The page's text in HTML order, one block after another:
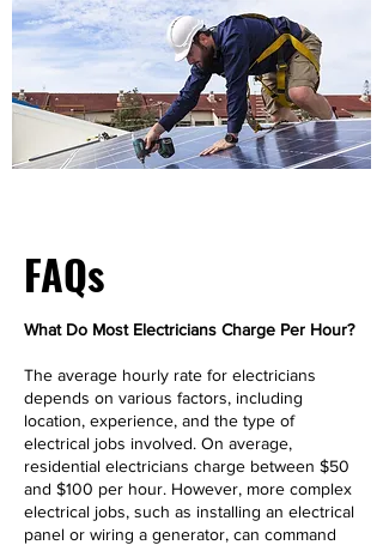
FAQs
What Do Most Electricians Charge Per Hour?
The average hourly rate for electricians
depends on various factors, including
location, experience, and the type of
electrical jobs involved. On average,
residential electricians charge between $50
and $100 per hour. However, more complex
electrical jobs, such as installing an electrical
panel or wiring a generator, can command